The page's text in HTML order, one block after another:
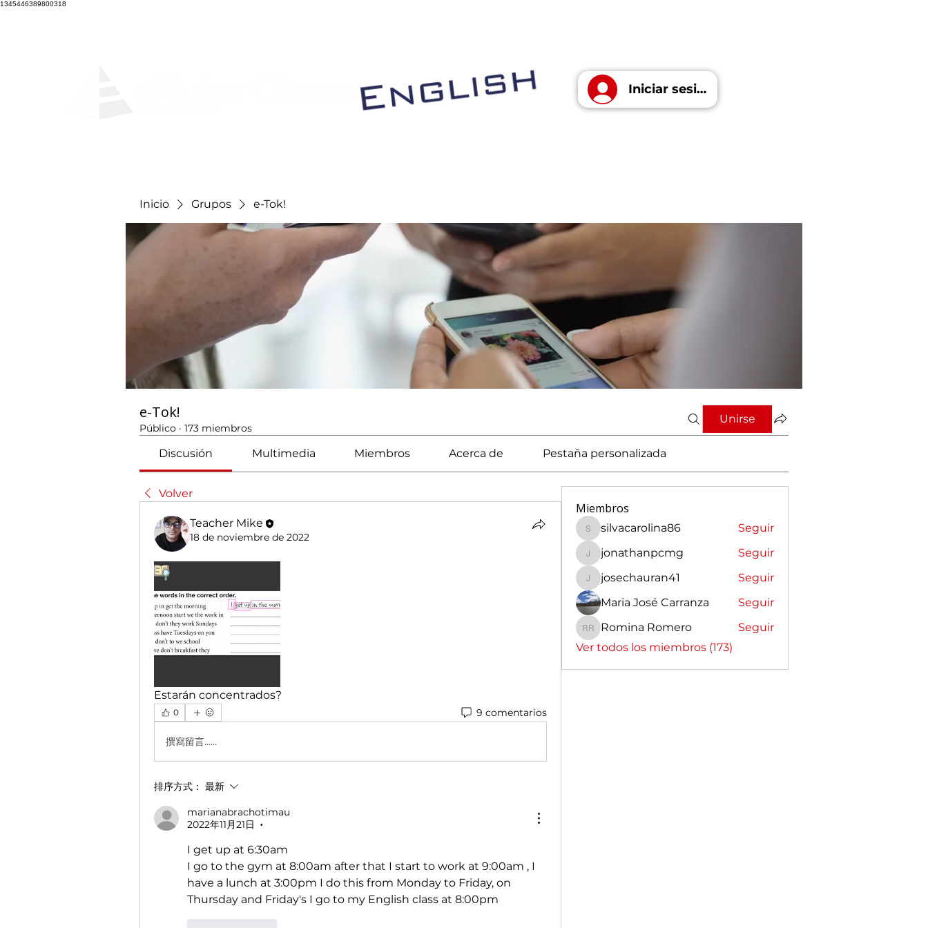
1345446389800318
Iniciar sesión
Inicio Grupos e-Tok!
e-Tok!
Público · 173 miembros
Unirse
Discusión Multimedia Miembros Acerca de Pestaña personalizada
Volver
Teacher Mike
18 de noviembre de 2022
Estarán concentrados?
0 9 comentarios
撰寫留言......
排序方式： 最新
marianabrachotimau
2022年11月21日
•
I get up at 6:30am
I go to the gym at 8:00am after that I start to work at 9:00am , I
have a lunch at 3:00pm I do this from Monday to Friday, on
Thursday and Friday's I go to my English class at 8:00pm
Miembros
silvacarolina86
silvacarolina86 Seguir
jonathanpcmg
jonathanpcmg Seguir
josechauran41
josechauran41
Seguir
Maria José Carranza
Seguir
Romina Romero
Romina Romero
Seguir
Ver todos los miembros (173)